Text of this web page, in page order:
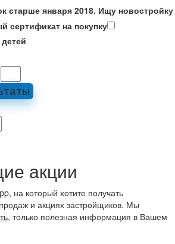
старше января 2018. Ищу новостройку
сертификат на покупку
акции
на который хотите получать
и акциях застройщиков. Мы
, только полезная информация в Вашем